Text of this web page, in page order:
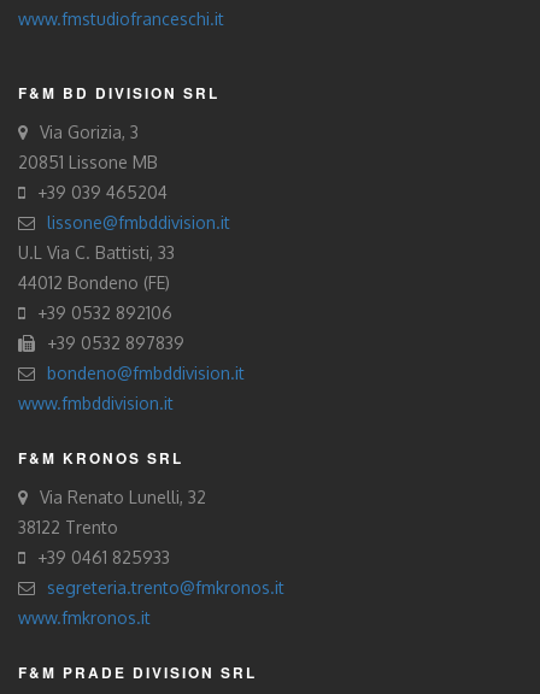
www.fmstudiofranceschi.it
F&M BD DIVISION SRL
Via Gorizia, 3
20851 Lissone MB
+39 039 465204
lissone@fmbddivision.it
U.L Via C. Battisti, 33
44012 Bondeno (FE)
+39 0532 892106
+39 0532 897839
bondeno@fmbddivision.it
www.fmbddivision.it
F&M KRONOS SRL
Via Renato Lunelli, 32
38122 Trento
+39 0461 825933
segreteria.trento@fmkronos.it
www.fmkronos.it
F&M PRADE DIVISION SRL